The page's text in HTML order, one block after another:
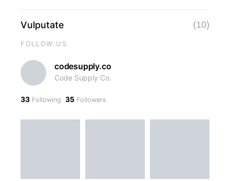
Vulputate (10)
FOLLOW US
codesupply.co
Code Supply Co.
33 Following 35 Followers